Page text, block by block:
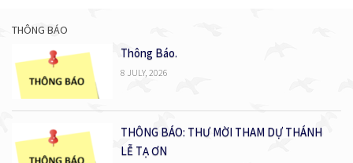
THÔNG BÁO
Thông Báo.
8 JULY, 2026
THÔNG BÁO: THƯ MỜI THAM DỰ THÁNH
LỄ TẠ ƠN